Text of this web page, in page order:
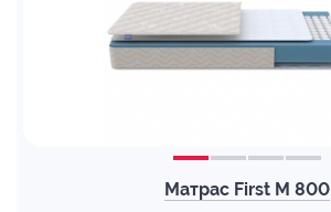
Матрас First M 800